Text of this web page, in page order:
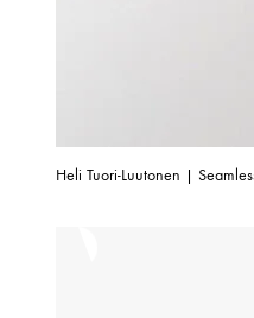
Heli Tuori-Luutonen |